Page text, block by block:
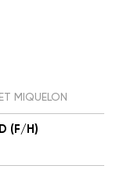
MIQUELON
(F/H)